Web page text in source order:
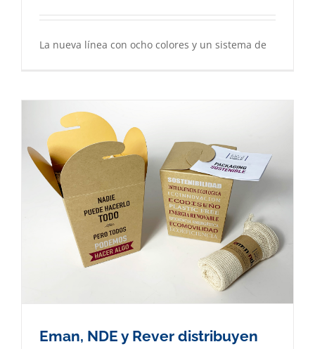
La nueva línea con ocho colores y un sistema de
Eman, NDE y Rever distribuyen